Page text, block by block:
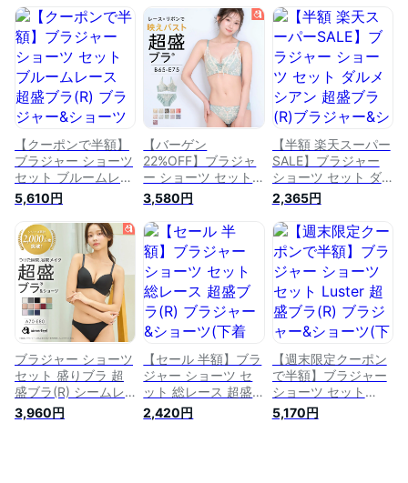
着 レディース 盛れ
る 盛ブラ 脇肉 脇高
谷間 可愛い ブラシ
ョーツ ブラセット
セクシー 超盛りブラ
ブラジャーショーツ
チュール レース か
わいい下着 バスト
可愛い)
レディース 盛れる
盛ブラ 女性 脇肉 脇
高 谷間 可愛い ブラ
ショーツ ブラセット
セクシー 超盛りブラ
響かない ブラジャー
ショーツ 上下 ブラ
寄せ 盛れるブラ ブ
ラショーツ
ツ(下着 レディース
盛れる 盛ブラ 女性
脇肉 脇高 谷間 可愛
い ブラショーツ ブ
ラセット セクシー
シームレスブラ 超盛
りブラ 響かない ブ
ラジャーショーツ 上
下 ランジェリー
【クーポンで半額】
ブラジャー ショーツ
セット ブルームレー
ス 超盛ブラ(R) ブラ
ジャー&ショーツ(下
着 レディース 脇高
ブラ 盛ブラ 女性 脇
肉 脇高 背肉 谷間 可
愛い ブラショーツ
ブラセット セクシー
超盛りブラ レース
花柄 刺繍 パンティ
ー スッキリ 上下 盛
り 盛れる
5,610円
【バーゲン
22%OFF】ブラジャ
ー ショーツ セット
プリンセスバスト 超
盛ブラ(R) ブラジャ
ー&ショーツ(下着 レ
ディース 盛れる ブ
ラ 女性 ブラショー
ツ ブラ&ショーツセ
ット ブラセット 脇
肉 脇高 セクシー 超
盛りブラ 谷間 かわ
いい下着 寄せ 小胸
ランジェリー レース
ブラ
3,580円
【半額 楽天スーパー
SALE】ブラジャー
ショーツ セット ダ
ルメシアン 超盛ブラ
(R)ブラジャー&ショ
ーツ(下着 レディー
ス 盛れる 盛ブラ 脇
肉 脇高 谷間 可愛い
ブラショーツ ブラセ
ット セクシー シー
ムレスブラ 超盛りブ
ラ 響かない ブラジ
ャーショーツ 上下
ランジェリー
2,365円
ブラジャー ショーツ
セット 盛りブラ 超
盛ブラ(R) シームレ
ス ブラジャー&ショ
ーツ(下着 レディー
3,960円
【セール 半額】ブラ
ジャー ショーツ セ
ット 総レース 超盛
ブラ(R) ブラジャー&
ショーツ(下着 レデ
2,420円
【週末限定クーポン
で半額】ブラジャー
ショーツ セット
Luster 超盛ブラ(R)
ブラジャー&ショー
5,170円